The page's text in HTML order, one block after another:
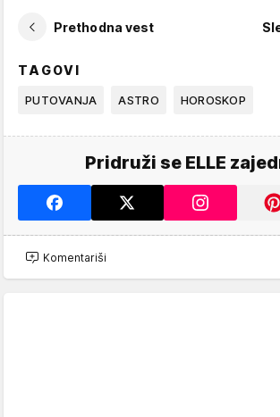
Prethodna vest
TAGOVI
PUTOVANJA ASTRO HOROSKOP
Pridruži se ELLE
Komentariši